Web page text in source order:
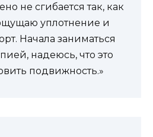
не сгибается так, как
уплотнение и
Начала заниматься
надеюсь, что это
подвижность.»